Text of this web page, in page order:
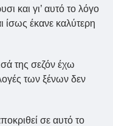
και γι’ αυτό το λόγο
ίσως έκανε καλύτερη
της σεζόν έχω
των ξένων δεν
σε αυτό το